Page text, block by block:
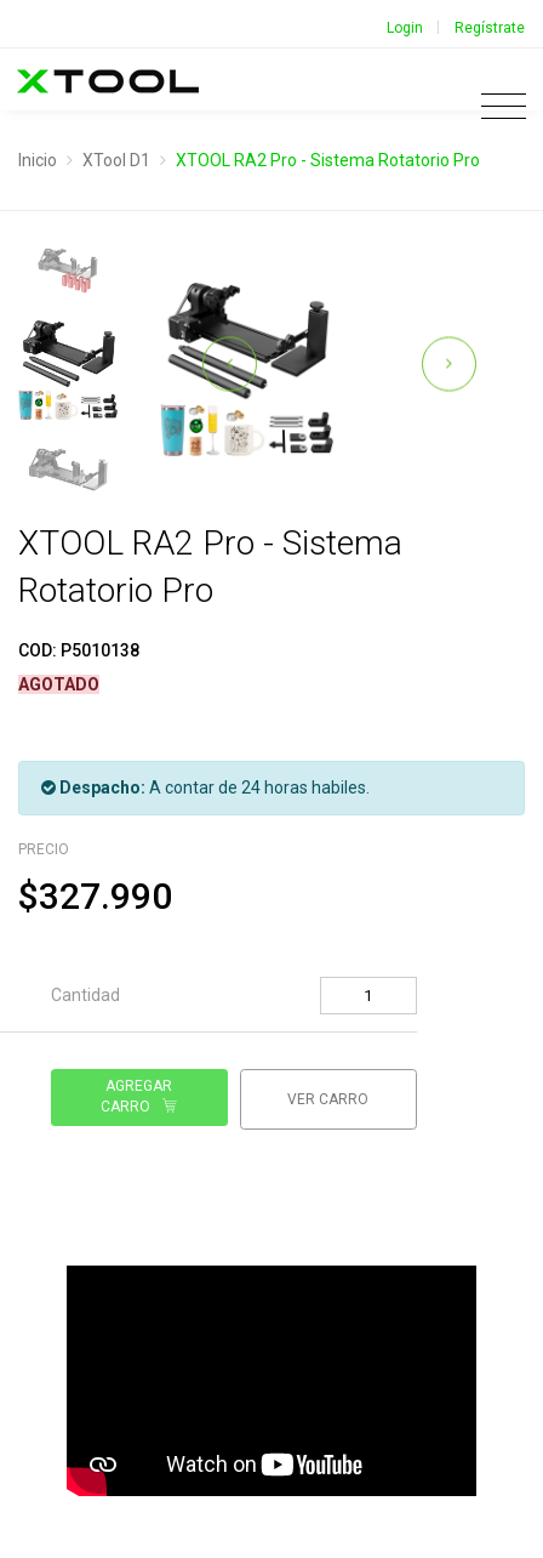
Login | Regístrate
Inicio XTool D1 XTOOL RA2 Pro - Sistema Rotatorio Pro
XTOOL RA2 Pro - Sistema
Rotatorio Pro
COD: P5010138
AGOTADO
Despacho: A contar de 24 horas habiles.
PRECIO
$327.990
Cantidad
AGREGAR
CARRO
VER CARRO